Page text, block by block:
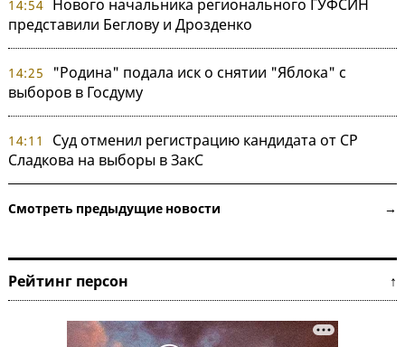
14:54 Нового начальника регионального ГУФСИН
представили Беглову и Дрозденко
14:25
"Родина" подала иск о снятии "Яблока" с
выборов в Госдуму
14:11
Суд отменил регистрацию кандидата от СР
Сладкова на выборы в ЗакС
Смотреть предыдущие новости →
Рейтинг персон ↑